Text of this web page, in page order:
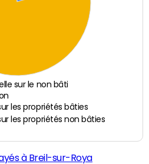
sur le non bâti
les propriétés bâties
les propriétés non bâties
à Breil-sur-Roya